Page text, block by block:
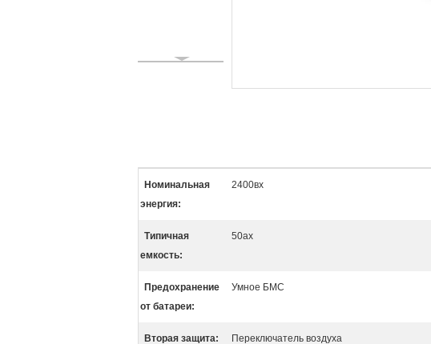
Номинальная
энергия:
2400вх
Типичная
емкость:
50ах
Предохранение
от батареи:
Умное БМС
Вторая защита: Переключатель воздуха